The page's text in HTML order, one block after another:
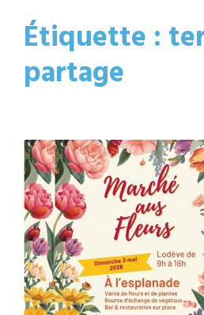
Étiquette :
partage